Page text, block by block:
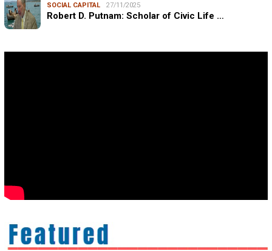
SOCIAL CAPITAL 27/11/2025
Robert D. Putnam: Scholar of Civic Life …